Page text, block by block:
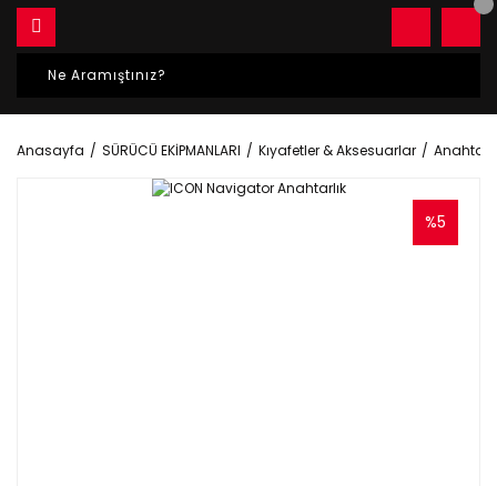
Anasayfa SÜRÜCÜ EKİPMANLARI Kıyafetler & Aksesuarlar
%5